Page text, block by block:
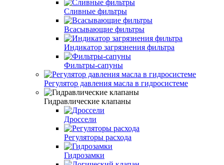
Сливные фильтры
Всасывающие фильтры
Индикатор загрязнения фильтра
Фильтры-сапуны
Регулятор давления масла в гидросистеме
Гидравлические клапаны
Дроссели
Регуляторы расхода
Гидрозамки